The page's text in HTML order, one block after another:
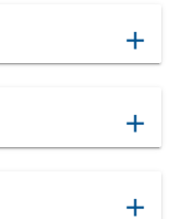
add
add
add